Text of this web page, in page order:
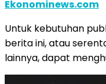
Ekonominews.com
Untuk kebutuhan
berita ini, atau
lainnya, dapat